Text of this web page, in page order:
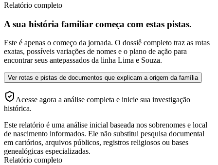
Relatório completo
A sua história familiar começa com estas pistas.
Este é apenas o começo da jornada. O dossiê completo traz as rotas
exatas, possíveis variações de nomes e o plano de ação para
encontrar seus antepassados da linha Lima e Souza.
Ver rotas e pistas de documentos que explicam a origem da família
Acesse agora a análise completa e inicie sua investigação
histórica.
Este relatório é uma análise inicial baseada nos sobrenomes e local
de nascimento informados. Ele não substitui pesquisa documental
em cartórios, arquivos públicos, registros religiosos ou bases
genealógicas especializadas.
Relatório completo